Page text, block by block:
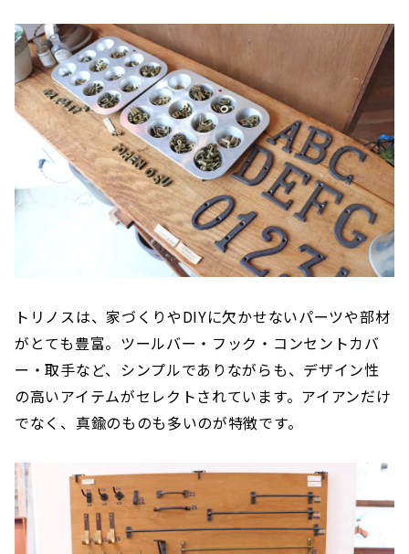
トリノスは、家づくりやDIYに欠かせないパーツや部材
がとても豊富。ツールバー・フック・コンセントカバ
ー・取手など、シンプルでありながらも、デザイン性
の高いアイテムがセレクトされています。アイアンだけ
でなく、真鍮のものも多いのが特徴です。